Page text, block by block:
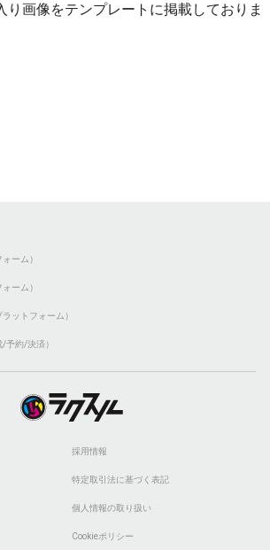
り画像をテンプレートに掲載しておりま
ーム）
ーム）
ットフォーム）
予約/決済）
採用情報
特定取引法に基づく表記
個人情報の取り扱い
Cookieポリシー